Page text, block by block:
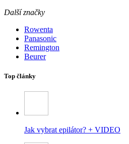
Další značky
Rowenta
Panasonic
Remington
Beurer
Top články
Jak vybrat epilátor? + VIDEO